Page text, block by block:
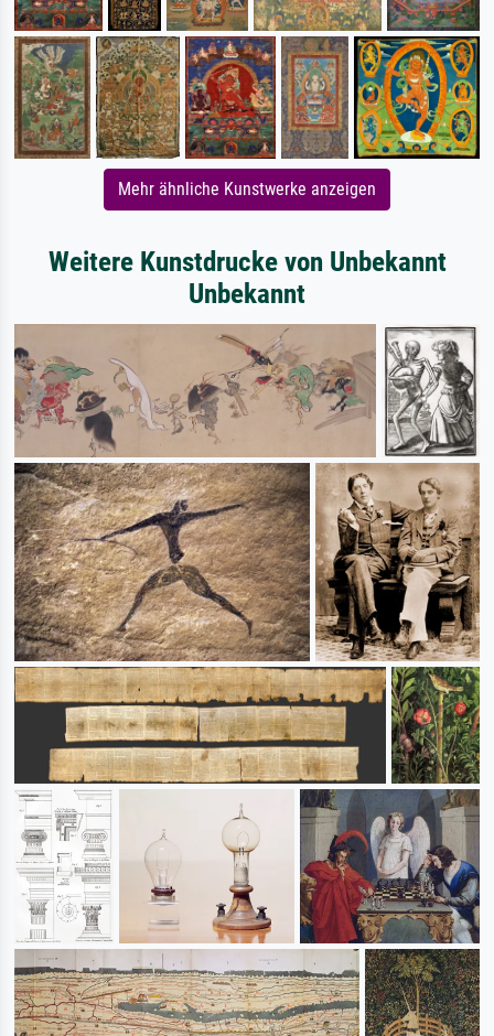
Mehr ähnliche Kunstwerke anzeigen
Weitere Kunstdrucke von Unbekannt
Unbekannt